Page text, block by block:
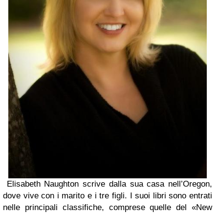
Elisabeth Naughton scrive dalla sua casa nell’Oregon,
dove vive con i marito e i tre figli. I suoi libri sono entrati
nelle principali classifiche, comprese quelle del «New